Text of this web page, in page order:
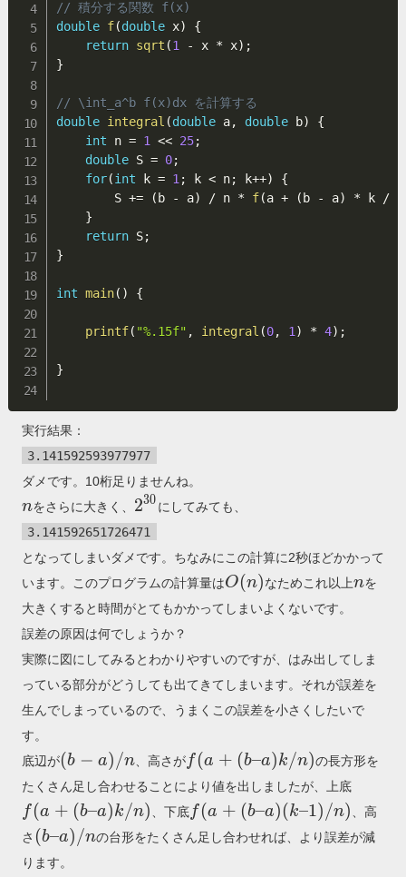
// 積分する関数 f(x)
double f(double x)
{
return sqrt (1 - x * x) ;
}
// \int_a^b f(x)dx を計算する
double integral (double a, double b)
{
int n = 1 << 25;
double S = 0;
for(int k = 1 ; k < n; k++)
{
        S
+= ( b - a) / n * f(a + ( b - a) * k /
}
return S;
}
int main( ) {
printf( "%.15f" , integral (0, 1 ) * 4) ;
}
実行結果：
3.141592593977977
ダメです。10桁足りませんね。
n
nをさらに大きく、 2^{30}
230にしてみても、
3.141592651726471
となってしまいダメです。ちなみにこの計算に2秒ほどかかって
います。このプログラムの計算量はO(n)
O(n)なためこれ以上n
nを
大きくすると時間がとてもかかってしまいよくないです。
誤差の原因は何でしょうか？
実際に図にしてみるとわかりやすいのですが、はみ出してしま
っている部分がどうしても出てきてしまいます。それが誤差を
生んでしまっているので、うまくこの誤差を小さくしたいで
す。
底辺が(b-
a)/n
(b − a)/n 、高さが f(a
+
(b
–
a)
f (a + (b–a)k/n)の長方形を
たくさん足し合わせることにより値を出しましたが、上底f(a
+ (b
– a)
k/n)
f (a + (b–a)k/n) 、下底f(a
+
f (a + (b–a)(k–1)/n)
、高
さ (b
–
(b–a)/nの台形をたくさん足し合わせれば、より誤差が減
ります。